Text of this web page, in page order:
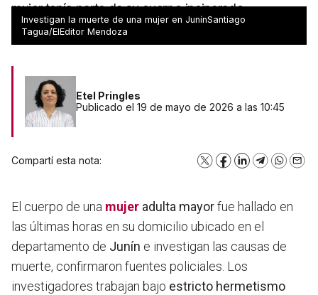
mujer tenía parte de su cuerpo incinerado -
Investigan cómo ocurrió la muerte
Investigan la muerte de una mujer en JunínSantiago
Tagua/ElEditor Mendoza
Etel Pringles
Publicado el 19 de mayo de 2026 a las 10:45
Compartí esta nota: X Facebook
LinkedInTelegram
El cuerpo de una mujer adulta mayorfue hallado en
las últimas horas en su domicilio ubicado en el
departamento de Junín e investigan las causas de
muerte, confirmaron fuentes policiales. Los
investigadores trabajan bajo estricto hermetismo